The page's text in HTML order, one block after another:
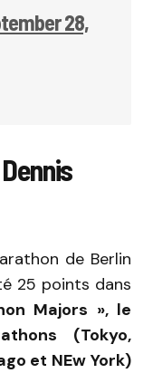
28,
de Berlin
25 points dans
Majors », le
(Tokyo,
et NEw York)